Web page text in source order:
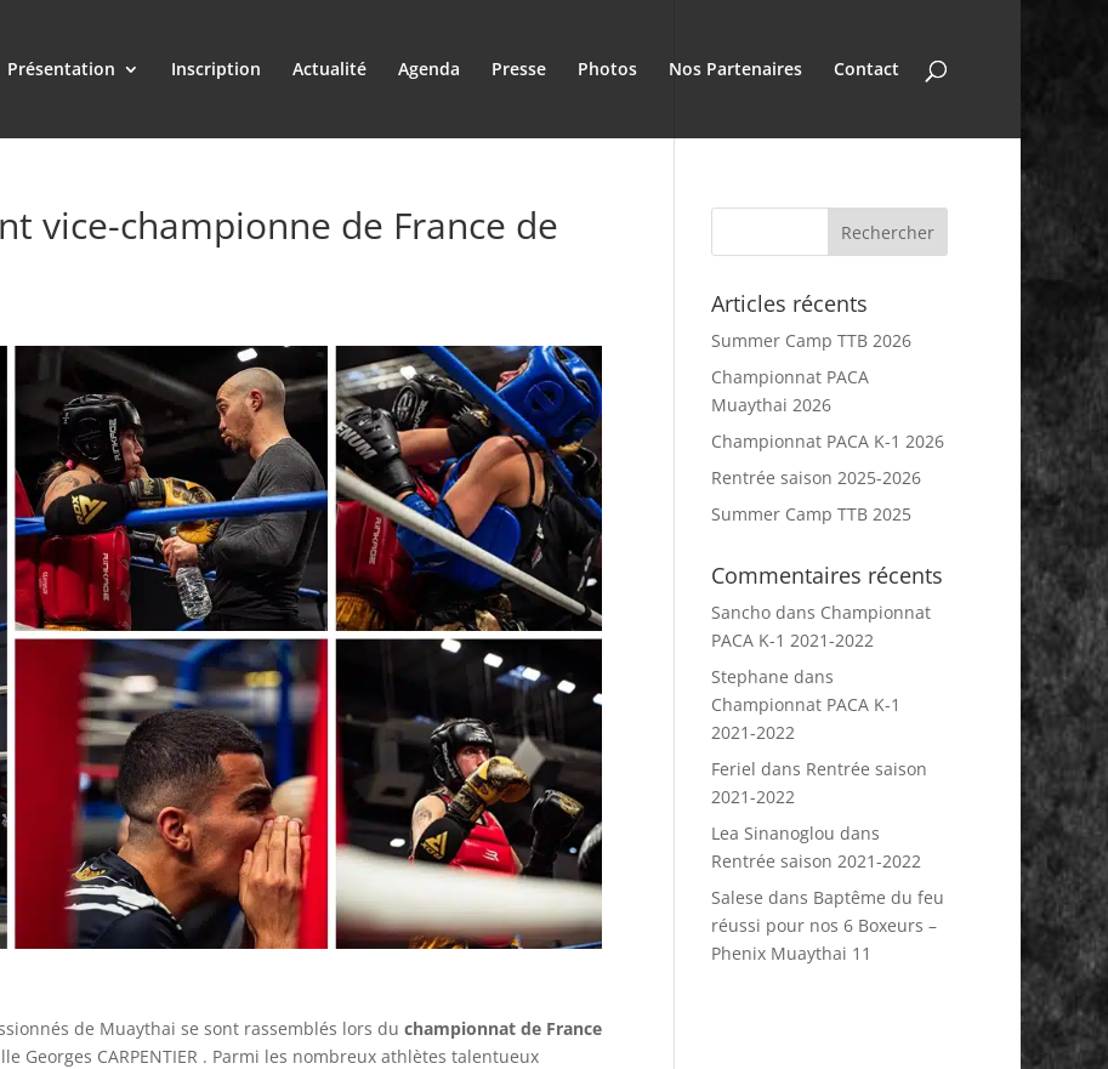
Présentation Inscription Actualité Agenda Presse Photos Nos Partenaires Contact
vice-championne de France de
de Muaythai se sont rassemblés lors du championnat de France
Georges CARPENTIER . Parmi les nombreux athlètes talentueux
Articles récents
Summer Camp TTB 2026
Championnat PACA
Muaythai 2026
Championnat PACA K-1 2026
Rentrée saison 2025-2026
Summer Camp TTB 2025
Commentaires récents
Sanchodans Championnat
PACA K-1 2021-2022
Stephane dans
Championnat PACA K-1
2021-2022
Feriel dans Rentrée saison
2021-2022
Lea Sinanoglou dans
Rentrée saison 2021-2022
Salese dans Baptême du feu
réussi pour nos 6 Boxeurs –
Phenix Muaythai 11